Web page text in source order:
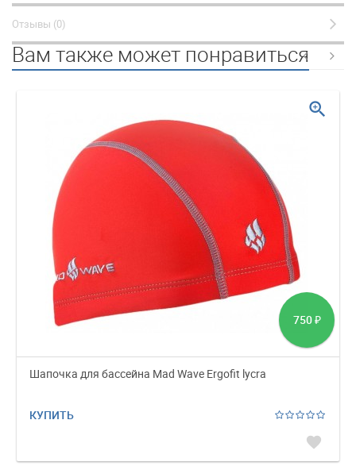
Отзывы (0)
Вам также может понравиться
750 ₽
Шапочка для бассейна Mad Wave Ergofit lycra
КУПИТЬ
favorite
zoom_in